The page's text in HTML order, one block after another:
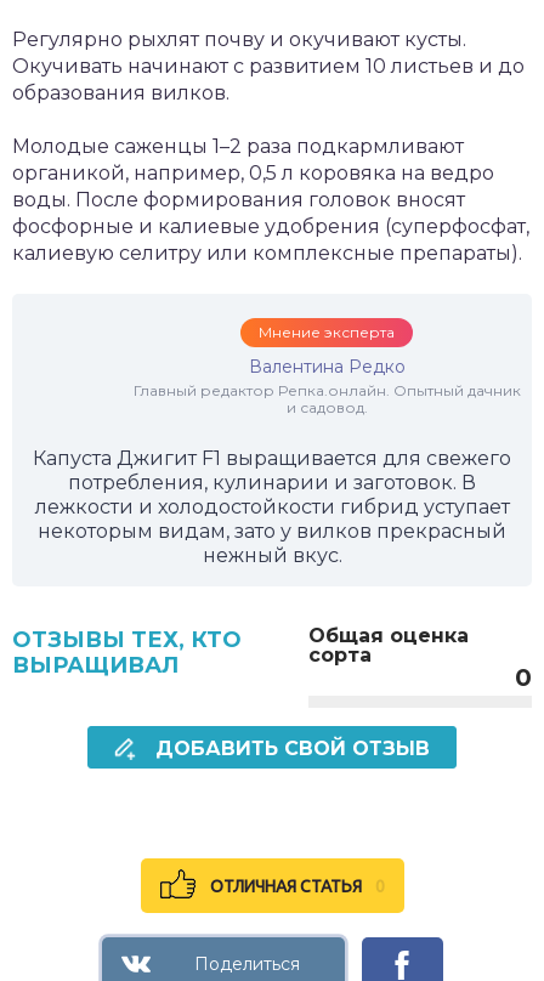
Регулярно рыхлят почву и окучивают кусты.
Окучивать начинают с развитием 10 листьев и до
образования вилков.
Молодые саженцы 1–2 раза подкармливают
органикой, например, 0,5 л коровяка на ведро
воды. После формирования головок вносят
фосфорные и калиевые удобрения (суперфосфат,
калиевую селитру или комплексные препараты).
Мнение эксперта
Валентина Редко
Главный редактор Репка.онлайн. Опытный дачник
и садовод.
Капуста Джигит F1 выращивается для свежего
потребления, кулинарии и заготовок. В
лежкости и холодостойкости гибрид уступает
некоторым видам, зато у вилков прекрасный
нежный вкус.
Общая оценка
сорта
0
ОТЗЫВЫ ТЕХ, КТО
ВЫРАЩИВАЛ
ДОБАВИТЬ СВОЙ ОТЗЫВ
ОТЛИЧНАЯ СТАТЬЯ 0